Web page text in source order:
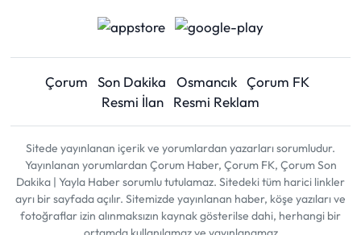
Çorum Son Dakika Osmancık Çorum FK
Resmi İlan
Resmi Reklam
Sitede yayınlanan içerik ve yorumlardan yazarları sorumludur.
Yayınlanan yorumlardan Çorum Haber, Çorum FK, Çorum Son
Dakika | Yayla Haber sorumlu tutulamaz. Sitedeki tüm harici linkler
ayrı bir sayfada açılır. Sitemizde yayınlanan haber, köşe yazıları ve
fotoğraflar izin alınmaksızın kaynak gösterilse dahi, herhangi bir